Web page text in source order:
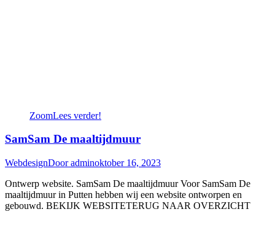
ZoomLees verder!
SamSam De maaltijdmuur
WebdesignDooradminoktober 16, 2023
Ontwerp website. SamSam De maaltijdmuur Voor SamSam De
maaltijdmuur in Putten hebben wij een website ontworpen en
gebouwd. BEKIJK WEBSITETERUG NAAR OVERZICHT